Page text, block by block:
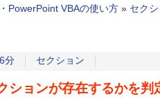
PowerPoint VBAの使い方 » セク
分 セクション
ョンが存在するかを判